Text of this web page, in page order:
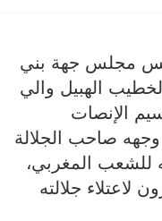
مجلس جهة بني
الهبيل والي
الإنصات
صاحب الجلالة
للشعب المغربي،
لاعتلاء جلالته